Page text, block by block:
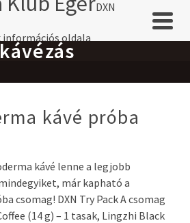
DXN
oldala
kávézás
kávé próba
kávé lenne a legjobb
már kapható a
csomag! DXN Try Pack A csomag
(14 g) – 1 tasak, Lingzhi Black